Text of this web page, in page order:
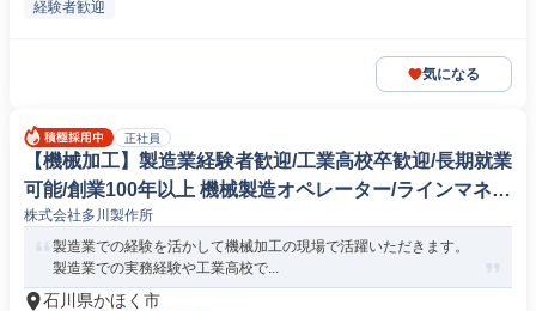
経験者歓迎
気になる
正社員
【機械加工】製造業経験者歓迎/工業高校卒歓迎/長期就業
可能/創業100年以上 機械製造オペレーター/ラインマネー
ジャー
株式会社多川製作所
製造業での経験を活かして機械加工の現場で活躍いただきます。
製造業での実務経験や工業高校で...
石川県かほく市